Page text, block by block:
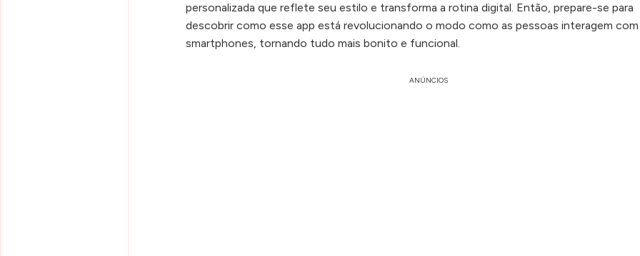
personalizada que reflete seu estilo e transforma a rotina digital. Então, prepare-se para
descobrir como esse app está revolucionando o modo como as pessoas interagem
smartphones, tornando tudo mais bonito e funcional.
ANÚNCIOS